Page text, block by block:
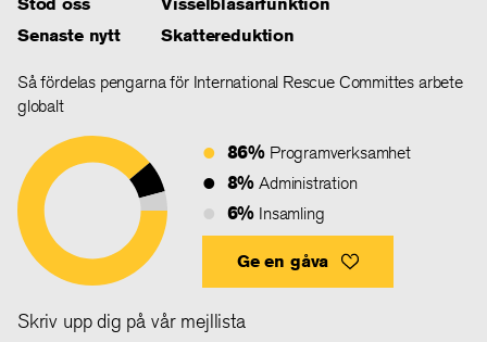
Senaste nytt
Skattereduktion
Så fördelas pengarna för International Rescue Committes arbete
globalt
86% Programverksamhet
8% Administration
6% Insamling
Ge en gåva
Skriv upp dig på vår mejllista